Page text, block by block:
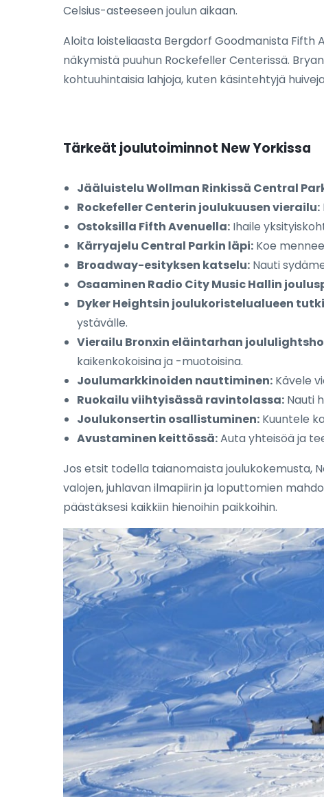
Celsius-asteeseen joulun aikaan.
Aloita loisteliaasta Bergdorf Goodmanista Fifth
näkymistä puuhun Rockefeller Centerissä.
kohtuuhintaisia lahjoja, kuten käsintehtyjä
Tärkeät joulutoiminnot New Yorkissa
Jääluistelu Wollman Rinkissä Central
Rockefeller Centerin joulukuusen vierailu:
Ostoksilla Fifth Avenuella: Ihaile
Kärryajelu Central Parkin läpi: Koe
Broadway-esityksen katselu: Nauti
Osaaminen Radio City Music Hallin
Dyker Heightsin joulukoristelualueen
ystävälle.
Vierailu Bronxin eläintarhan
kaikenkokoisina ja -muotoisina.
Joulumarkkinoiden nauttiminen: Kävele
Ruokailu viihtyisässä ravintolassa: Nauti
Joulukonsertin osallistuminen: Kuuntele
Avustaminen keittössä:Auta yhteisöä ja
Jos etsit todella taianomaista joulukokemusta,
valojen, juhlavan ilmapiirin ja loputtomien
päästäksesi kaikkiin hienoihin paikkoihin.